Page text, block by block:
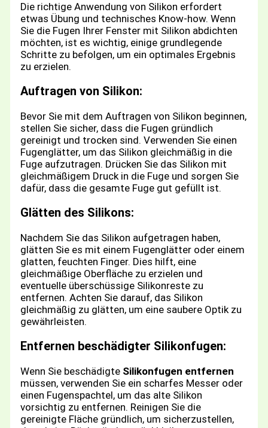
Die richtige Anwendung von Silikon erfordert
etwas Übung und technisches Know-how. Wenn
Sie die Fugen Ihrer Fenster mit Silikon abdichten
möchten, ist es wichtig, einige grundlegende
Schritte zu befolgen, um ein optimales Ergebnis
zu erzielen.
Auftragen von Silikon:
Bevor Sie mit dem Auftragen von Silikon beginnen,
stellen Sie sicher, dass die Fugen gründlich
gereinigt und trocken sind. Verwenden Sie einen
Fugenglätter, um das Silikon gleichmäßig in die
Fuge aufzutragen. Drücken Sie das Silikon mit
gleichmäßigem Druck in die Fuge und sorgen Sie
dafür, dass die gesamte Fuge gut gefüllt ist.
Glätten des Silikons:
Nachdem Sie das Silikon aufgetragen haben,
glätten Sie es mit einem Fugenglätter oder einem
glatten, feuchten Finger. Dies hilft, eine
gleichmäßige Oberfläche zu erzielen und
eventuelle überschüssige Silikonreste zu
entfernen. Achten Sie darauf, das Silikon
gleichmäßig zu glätten, um eine saubere Optik zu
gewährleisten.
Entfernen beschädigter Silikonfugen:
Wenn Sie beschädigte Silikonfugen entfernen
müssen, verwenden Sie ein scharfes Messer oder
einen Fugenspachtel, um das alte Silikon
vorsichtig zu entfernen. Reinigen Sie die
gereinigte Fläche gründlich, um sicherzustellen,